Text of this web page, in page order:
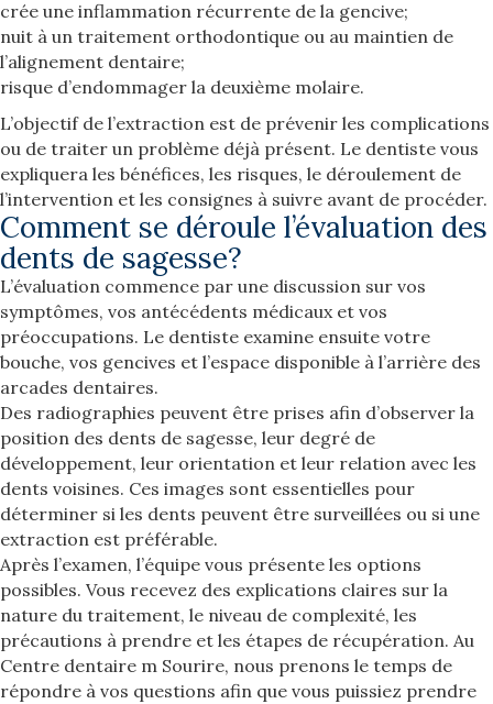
crée une inflammation récurrente de la gencive;
nuit à un traitement orthodontique ou au maintien de
l’alignement dentaire;
risque d’endommager la deuxième molaire.
L’objectif de l’extraction est de prévenir les complications
ou de traiter un problème déjà présent. Le dentiste vous
expliquera les bénéfices, les risques, le déroulement de
l’intervention et les consignes à suivre avant de procéder.
Comment se déroule l’évaluation des
dents de sagesse?
L’évaluation commence par une discussion sur vos
symptômes, vos antécédents médicaux et vos
préoccupations. Le dentiste examine ensuite votre
bouche, vos gencives et l’espace disponible à l’arrière des
arcades dentaires.
Des radiographies peuvent être prises afin d’observer la
position des dents de sagesse, leur degré de
développement, leur orientation et leur relation avec les
dents voisines. Ces images sont essentielles pour
déterminer si les dents peuvent être surveillées ou si une
extraction est préférable.
Après l’examen, l’équipe vous présente les options
possibles. Vous recevez des explications claires sur la
nature du traitement, le niveau de complexité, les
précautions à prendre et les étapes de récupération. Au
Centre dentaire m Sourire, nous prenons le temps de
répondre à vos questions afin que vous puissiez prendre